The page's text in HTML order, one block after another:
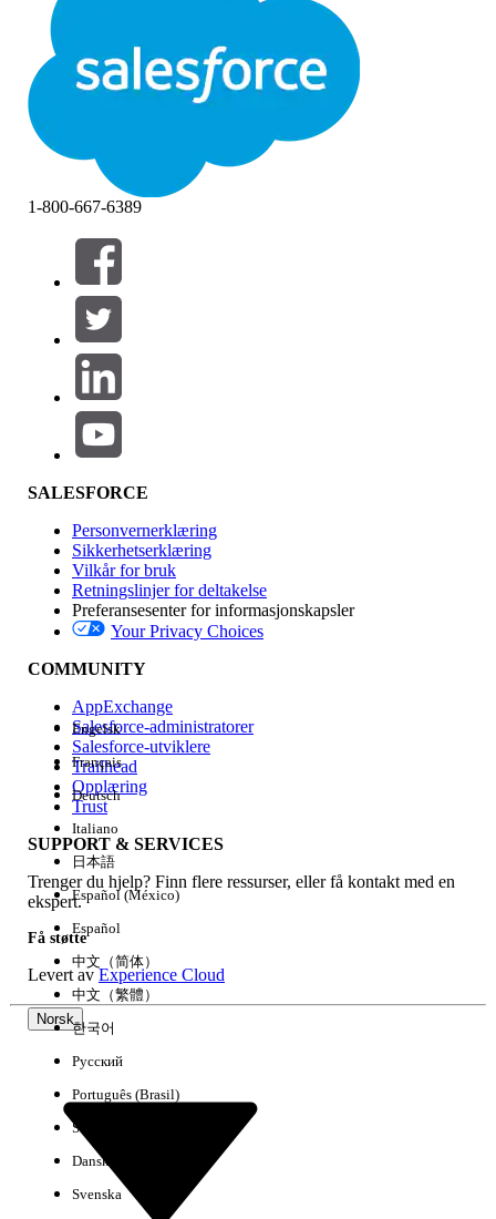
Avslutt Avslutt
Filtre (0)
VELG FILTRE
Produktområde
Funksjonsinnvirkning
Utgave
Erfaring
Fjern alle Utført
1-800-667-6389
SALESFORCE
Personvernerklæring
Sikkerhetserklæring
Vilkår for bruk
Retningslinjer for deltakelse
Preferansesenter for informasjonskapsler
Your Privacy Choices
COMMUNITY
AppExchange
Salesforce-administratorer
Salesforce-utviklere
Trailhead
Opplæring
Trust
SUPPORT & SERVICES
Trenger du hjelp? Finn flere ressurser, eller få kontakt med en
ekspert.
Få støtte
Levert avExperience Cloud
Norsk
Engelsk
Français
Deutsch
Italiano
日本語
Español (México)
Español
中文（简体）
中文（繁體）
한국어
Русский
Português (Brasil)
Suomi
Dansk
Svenska